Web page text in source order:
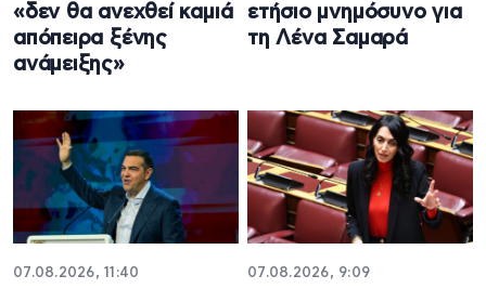
«δεν θα ανεχθεί καμιά
απόπειρα ξένης
ανάμειξης»
ετήσιο μνημόσυνο για
τη Λένα Σαμαρά
07.08.2026, 11:40 07.08.2026, 9:09